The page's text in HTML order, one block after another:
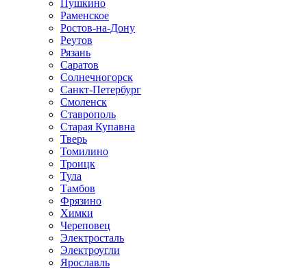
Пушкино
Раменское
Ростов-на-Дону
Реутов
Рязань
Саратов
Солнечногорск
Санкт-Петербург
Смоленск
Ставрополь
Старая Купавна
Тверь
Томилино
Троицк
Тула
Тамбов
Фрязино
Химки
Череповец
Электросталь
Электроугли
Ярославль